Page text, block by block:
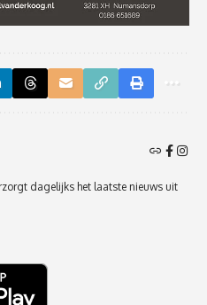
dagelijks het laatste nieuws uit